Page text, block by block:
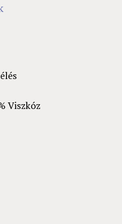
Viszkóz